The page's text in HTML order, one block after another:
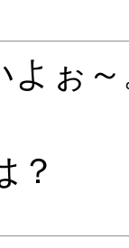
よぉ
？